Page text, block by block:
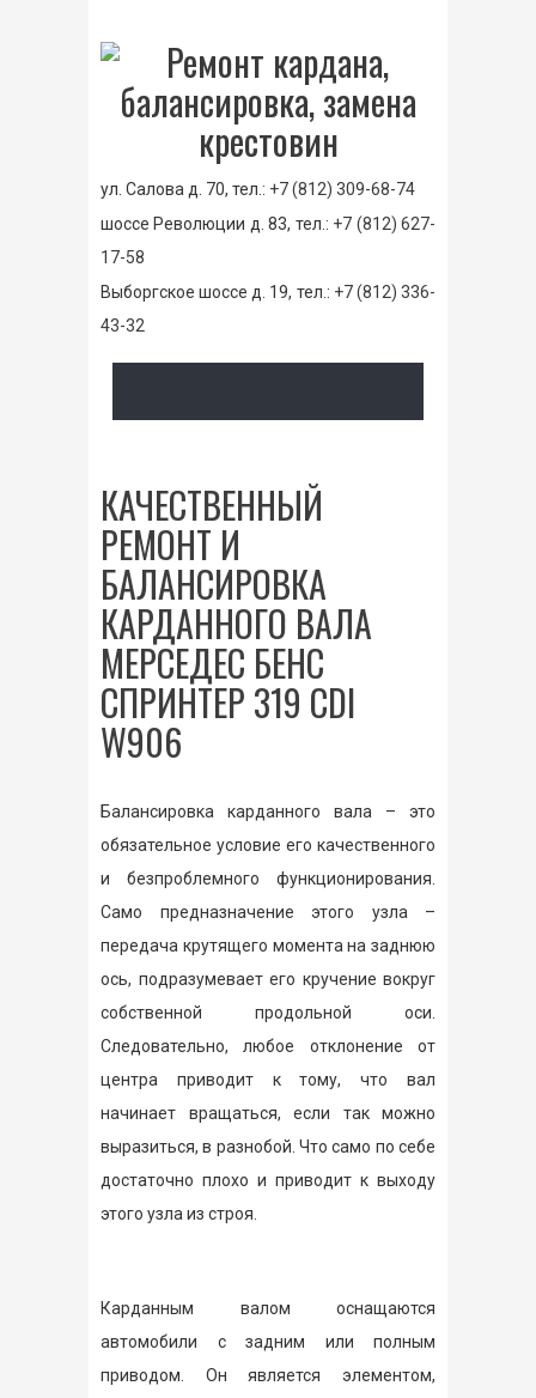
ул. Салова д. 70, тел.: +7 (812) 309-68-74
шоссе Революции д. 83, тел.: +7 (812) 627-
17-58
Выборгское шоссе д. 19, тел.: +7 (812) 336-
43-32
КАЧЕСТВЕННЫЙ
РЕМОНТ И
БАЛАНСИРОВКА
КАРДАННОГО ВАЛА
МЕРСЕДЕС БЕНС
СПРИНТЕР 319 CDI
W906
Балансировка карданного вала – это
обязательное условие его качественного
и безпроблемного функционирования.
Само предназначение этого узла –
передача крутящего момента на заднюю
ось, подразумевает его кручение вокруг
собственной продольной оси.
Следовательно, любое отклонение от
центра приводит к тому, что вал
начинает вращаться, если так можно
выразиться, в разнобой. Что само по себе
достаточно плохо и приводит к выходу
этого узла из строя.
Карданным валом оснащаются
автомобили с задним или полным
приводом. Он является элементом,